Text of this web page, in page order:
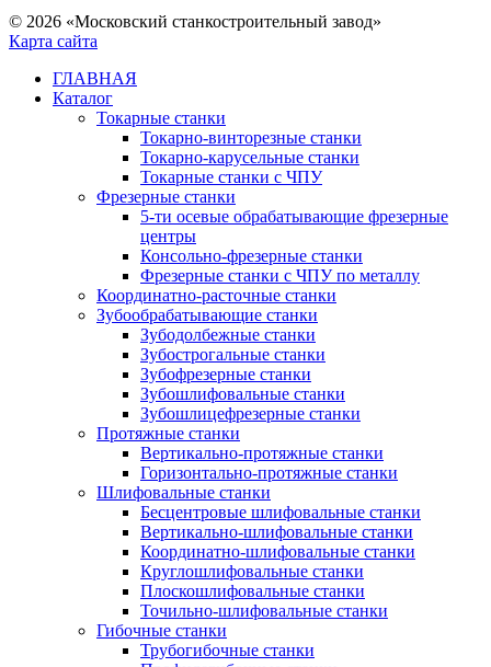
© 2026 «Московский станкостроительный завод»
Карта сайта
ГЛАВНАЯ
Каталог
Токарные станки
Токарно-винторезные станки
Токарно-карусельные станки
Токарные станки с ЧПУ
Фрезерные станки
5-ти осевые обрабатывающие фрезерные
центры
Консольно-фрезерные станки
Фрезерные станки с ЧПУ по металлу
Координатно-расточные станки
Зубообрабатывающие станки
Зубодолбежные станки
Зубострогальные станки
Зубофрезерные станки
Зубошлифовальные станки
Зубошлицефрезерные станки
Протяжные станки
Вертикально-протяжные станки
Горизонтально-протяжные станки
Шлифовальные станки
Бесцентровые шлифовальные станки
Вертикально-шлифовальные станки
Координатно-шлифовальные станки
Круглошлифовальные станки
Плоскошлифовальные станки
Точильно-шлифовальные станки
Гибочные станки
Трубогибочные станки